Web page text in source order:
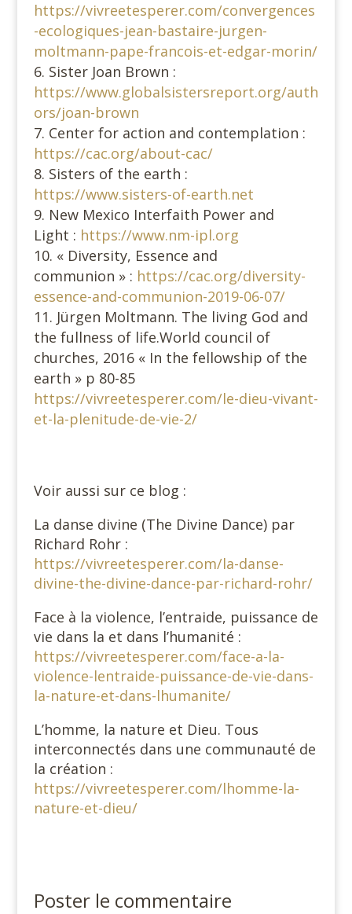
https://vivreetesperer.com/convergences
-ecologiques-jean-bastaire-jurgen-
moltmann-pape-francois-et-edgar-morin/
Sister Joan Brown :
https://www.globalsistersreport.org/auth
ors/joan-brown
Center for action and contemplation :
https://cac.org/about-cac/
Sisters of the earth :
https://www.sisters-of-earth.net
New Mexico Interfaith Power and
Light : https://www.nm-ipl.org
« Diversity, Essence and
communion » : https://cac.org/diversity-
essence-and-communion-2019-06-07/
Jürgen Moltmann. The living God and
the fullness of life.World council of
churches, 2016 « In the fellowship of the
earth » p 80-85
https://vivreetesperer.com/le-dieu-vivant-
et-la-plenitude-de-vie-2/
Voir aussi sur ce blog :
La danse divine (The Divine Dance) par
Richard Rohr :
https://vivreetesperer.com/la-danse-
divine-the-divine-dance-par-richard-rohr/
Face à la violence, l’entraide, puissance de
vie dans la et dans l’humanité :
https://vivreetesperer.com/face-a-la-
violence-lentraide-puissance-de-vie-dans-
la-nature-et-dans-lhumanite/
L’homme, la nature et Dieu. Tous
interconnectés dans une communauté de
la création :
https://vivreetesperer.com/lhomme-la-
nature-et-dieu/
Poster le commentaire